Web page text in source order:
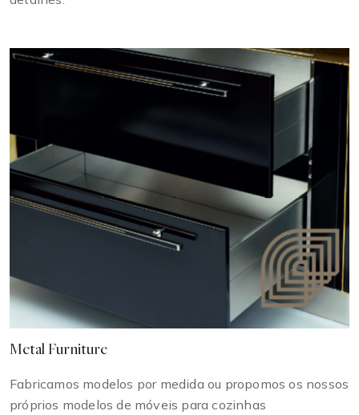
Metal Furniture
Fabricamos modelos por medida ou propomos os nossos
próprios modelos de móveis para cozinhas